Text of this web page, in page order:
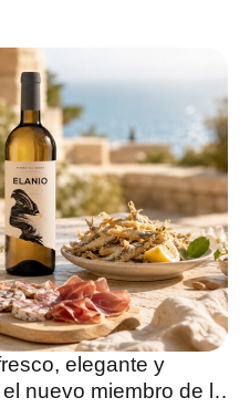
elegante y
nuevo miembro de la